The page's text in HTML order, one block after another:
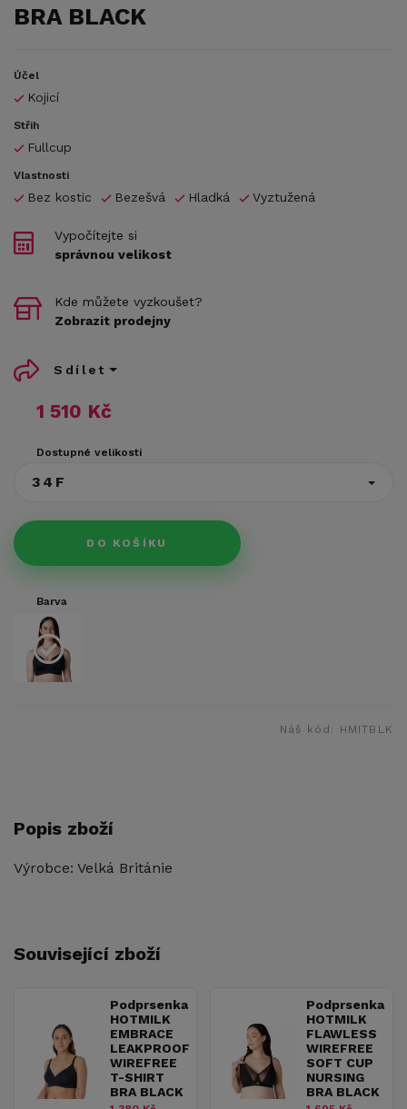
BRA BLACK
Účel
Kojicí
Střih
Fullcup
Vlastnosti
Bez kostic Bezešvá Hladká Vyztužená
1 510 Kč
Dostupné velikosti
34F
DO KOŠÍKU
Vypočítejte si
správnou velikost
Kde můžete vyzkoušet?
Zobrazit prodejny
Sdílet
Barva
Náš kód: HMITBLK
Popis zboží
Výrobce: Velká Británie
Související zboží
Podprsenka
HOTMILK
EMBRACE
LEAKPROOF
WIREFREE
T-SHIRT
BRA BLACK
Podprsenka
HOTMILK
FLAWLESS
WIREFREE
SOFT CUP
NURSING
BRA BLACK